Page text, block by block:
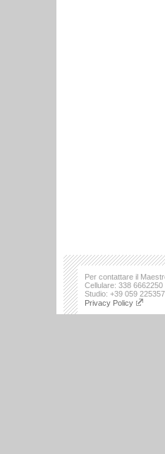
Per contattare il
Cellulare: 338 6662250
Studio: +39 059 225357
Privacy Policy